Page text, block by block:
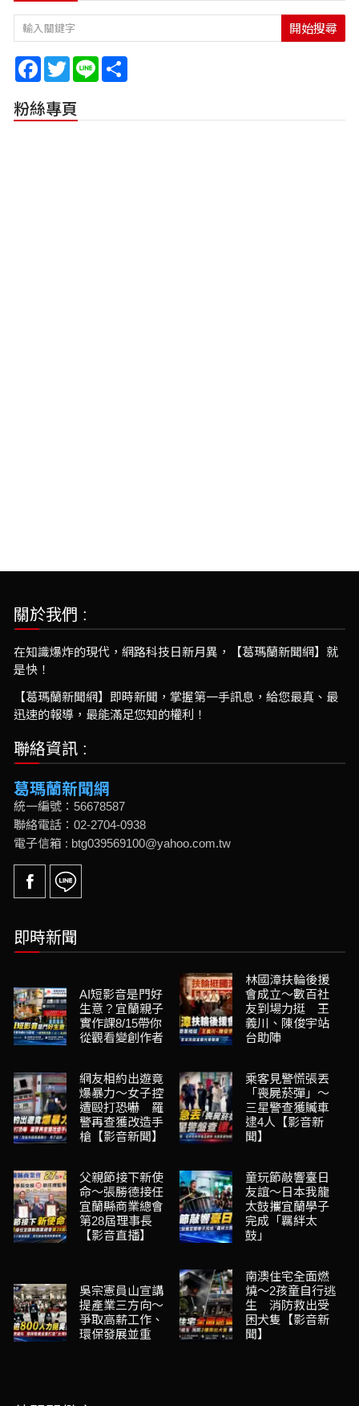
開始搜尋
Facebook
TwitterLine
粉絲專頁
關於我們 :
在知識爆炸的現代，網路科技日新月異，【葛瑪蘭新聞網】就
是快！
【葛瑪蘭新聞網】即時新聞，掌握第一手訊息，給您最真、最
迅速的報導，最能滿足您知的權利！
聯絡資訊 :
葛瑪蘭新聞網
統一編號：56678587
聯絡電話：02-2704-0938
電子信箱 : btg039569100@yahoo.com.tw
即時新聞
AI短影音是門好
生意？宜蘭親子
實作課8/15帶你
從觀看變創作者
林國漳扶輪後援
會成立～數百社
友到場力挺 王
義川、陳俊宇站
台助陣
網友相約出遊竟
爆暴力～女子控
遭毆打恐嚇 羅
警再查獲改造手
槍【影音新聞】
乘客見警慌張丟
「喪屍菸彈」～
三星警查獲贓車
逮4人【影音新
聞】
父親節接下新使
命～張勝德接任
宜蘭縣商業總會
第28屆理事長
【影音直播】
童玩節敲響臺日
友誼～日本我龍
太鼓攜宜蘭學子
完成「羈絆太
鼓」
吳宗憲員山宣講
提產業三方向～
爭取高薪工作、
環保發展並重
南澳住宅全面燃
燒～2孩童自行逃
生 消防救出受
困犬隻【影音新
聞】